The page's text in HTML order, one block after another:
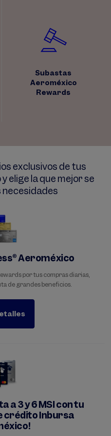
Subastas
Aeroméxico
Rewards
exclusivos de tus
elige la que mejor se
Aeroméxico
por tus compras diarias,
de grandes beneficios.
a 3 y 6 MSI con tu
crédito Inbursa